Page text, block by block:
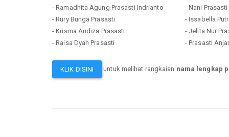
- Ramadhita Agung Prasasti Indrianto
- Rury Bunga Prasasti
- Krisma Andiza Prasasti
- Raisa Dyah Prasasti
- Nani Prasasti
- Issabella
- Jelita Nur
- Prasasti
KLIK DISINI untuk melihat rangkaian nama lengkap